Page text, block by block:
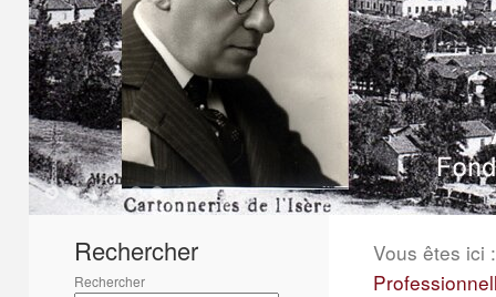
3 4 5 6
Rechercher
Rechercher
Vous êtes ici :